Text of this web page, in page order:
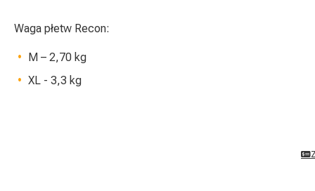
Waga płetw Recon:
M – 2,70 kg
XL - 3,3 kg